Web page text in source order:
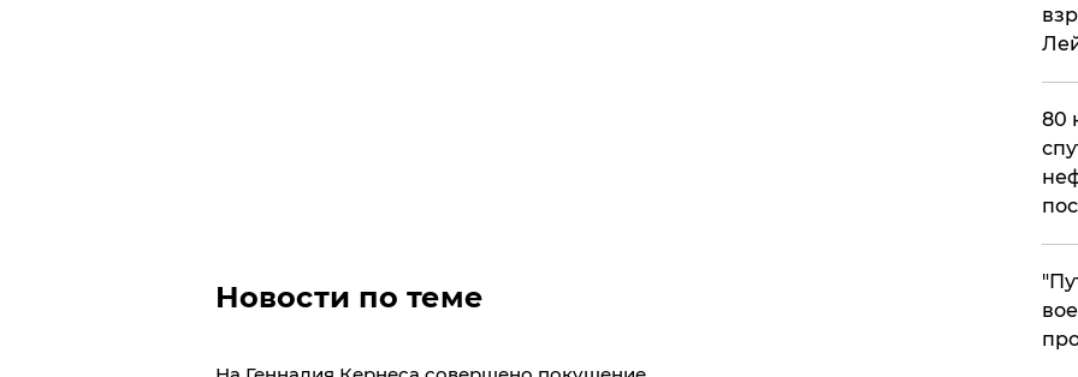
Новости по теме
80